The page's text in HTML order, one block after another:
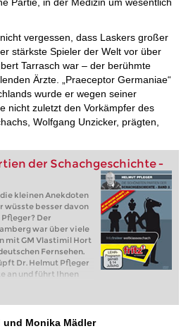
vergessen, dass Laskers großer
stärkste Spieler der Welt vor über
Tarrasch war – der berühmte
Ärzte. „Praeceptor Germaniae“
wurde er wegen seiner
nicht zuletzt den Vorkämpfer des
Wolfgang Unzicker, prägten,
der Schachgeschichte -
kleinen Anekdoten
wüsste besser davon
Der
war über viele
mit GM Vlastimil Hort
Fernsehen.
Dr. Helmut Pfleger
an und führt Ihnen
Monika Mädler